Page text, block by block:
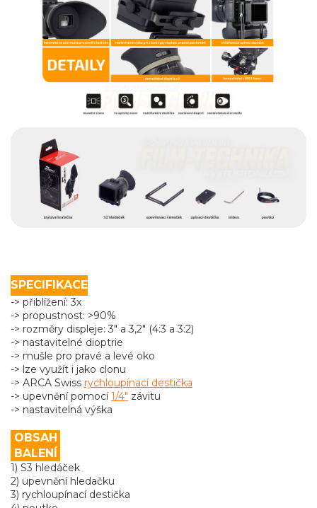
SPECIFIKACE
-> přiblížení: 3x
-> propustnost: >90%
-> rozměry displeje: 3" a 3,2" (4:3 a 3:2)
-> nastavitelné dioptrie
-> mušle pro pravé a levé oko
-> lze využít i jako clonu
-> ARCA Swiss rychloupínací destička
-> upevnění pomocí1/4" závitu
-> nastavitelná výška
OBSAH
BALENÍ
1) S3 hledáček
2) upevnění hledačku
3) rychloupínací destička